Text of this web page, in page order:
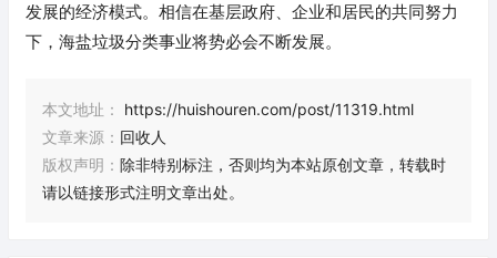
发展的经济模式。相信在基层政府、企业和居民的共同努力
下，海盐垃圾分类事业将势必会不断发展。
本文地址：
https://huishouren.com/post/11319.html
文章来源： 回收人
版权声明： 除非特别标注，否则均为本站原创文章，转载时
请以链接形式注明文章出处。